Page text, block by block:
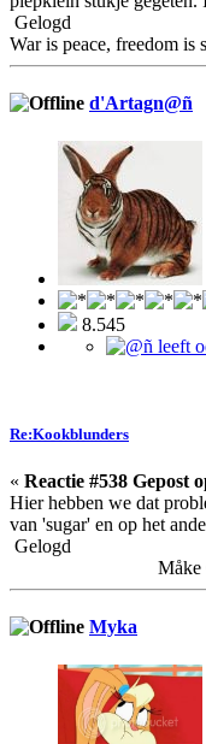
Gelogd
War is peace, freedom is
d'Artagn@ñ
8.545
Re:Kookblunders
« Reactie #538 Gepost
Hier hebben we dat
van 'sugar' en op het
Gelogd
Måke
Myka